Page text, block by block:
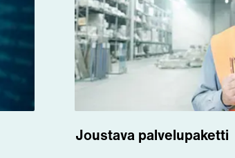
Joustava palvelupaketti